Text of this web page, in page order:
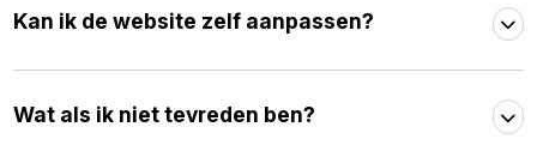
Kan ik de website zelf aanpassen?
Wat als ik niet tevreden ben?